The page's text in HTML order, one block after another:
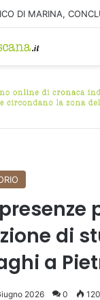
di
a
2026 0 120